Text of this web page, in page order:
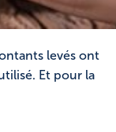
levés ont
Et pour la